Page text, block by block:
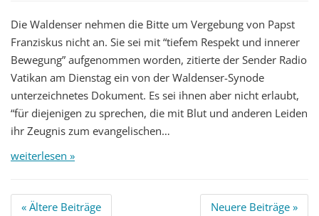
Die Waldenser nehmen die Bitte um Vergebung von Papst
Franziskus nicht an. Sie sei mit “tiefem Respekt und innerer
Bewegung” aufgenommen worden, zitierte der Sender Radio
Vatikan am Dienstag ein von der Waldenser-Synode
unterzeichnetes Dokument. Es sei ihnen aber nicht erlaubt,
“für diejenigen zu sprechen, die mit Blut und anderen Leiden
ihr Zeugnis zum evangelischen…
weiterlesen »
Beitrags
« Ältere Beiträge Neuere Beiträge »